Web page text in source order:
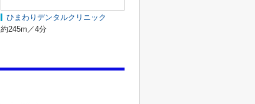
ひまわりデンタルクリニック
約245m／4分